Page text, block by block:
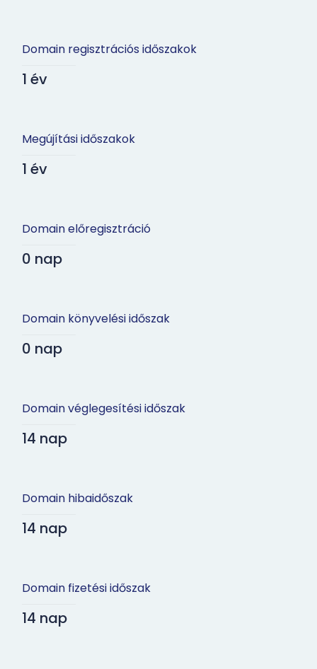
Domain regisztrációs időszakok
1 év
Megújítási időszakok
1 év
Domain előregisztráció
0 nap
Domain könyvelési időszak
0 nap
Domain véglegesítési időszak
14 nap
Domain hibaidőszak
14 nap
Domain fizetési időszak
14 nap